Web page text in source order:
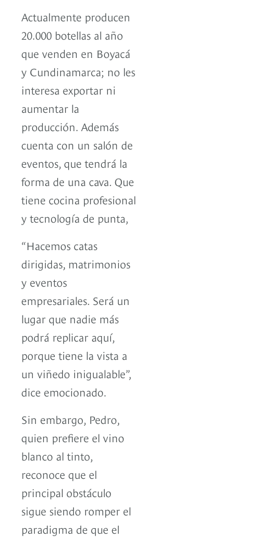
Actualmente producen
20.000 botellas al año
que venden en Boyacá
y Cundinamarca; no les
interesa exportar ni
aumentar la
producción. Además
cuenta con un salón de
eventos, que tendrá la
forma de una cava. Que
tiene cocina profesional
y tecnología de punta,
“Hacemos catas
dirigidas, matrimonios
y eventos
empresariales. Será un
lugar que nadie más
podrá replicar aquí,
porque tiene la vista a
un viñedo inigualable”,
dice emocionado.
Sin embargo, Pedro,
quien prefiere el vino
blanco al tinto,
reconoce que el
principal obstáculo
sigue siendo romper el
paradigma de que el